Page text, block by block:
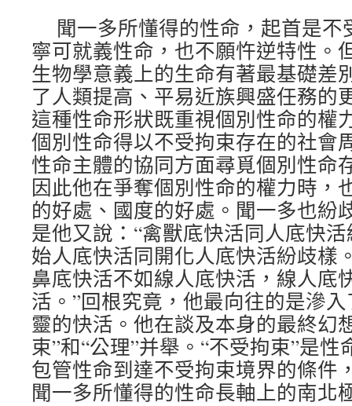
聞一多所懂得的性命，起首是
寧可就義性命，也不願忤逆特性。
生物學意義上的生命有著最基礎差
了人類提高、平易近族興盛任務的
這種性命形狀既重視個別性命的權
個別性命得以不受拘束存在的社會
性命主體的協同方面尋覓個別性命
因此他在爭奪個別性命的權力時，
的好處、國度的好處。聞一多也紛
是他又說：“禽獸底快活同人底快
始人底快活同開化人底快活紛歧樣
鼻底快活不如線人底快活，線人底
活。”回根究竟，他最向往的是滲
靈的快活。他在談及本身的最終幻
束”和“公理”并舉。“不受拘束”是性
包管性命到達不受拘束境界的條件
聞一多所懂得的性命長軸上的南北